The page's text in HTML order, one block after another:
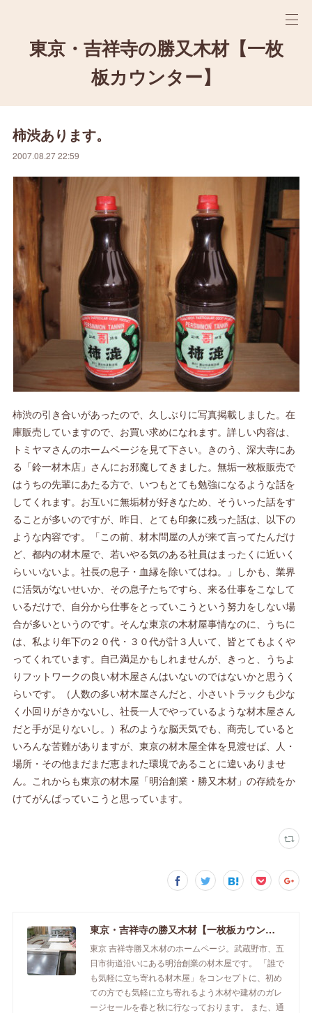
東京・吉祥寺の勝又木材【一枚
板カウンター】
柿渋あります。
2007.08.27 22:59
柿渋の引き合いがあったので、久しぶりに写真掲載しました。在
庫販売していますので、お買い求めになれます。詳しい内容は、
トミヤマさんのホームページを見て下さい。きのう、深大寺にあ
る「鈴一材木店」さんにお邪魔してきました。無垢一枚板販売で
はうちの先輩にあたる方で、いつもとても勉強になるような話を
してくれます。お互いに無垢材が好きなため、そういった話をす
ることが多いのですが、昨日、とても印象に残った話は、以下の
ような内容です。「この前、材木問屋の人が来て言ってたんだけ
ど、都内の材木屋で、若いやる気のある社員はまったくに近いく
らいいないよ。社長の息子・血縁を除いてはね。」しかも、業界
に活気がないせいか、その息子たちですら、来る仕事をこなして
いるだけで、自分から仕事をとっていこうという努力をしない場
合が多いというのです。そんな東京の木材屋事情なのに、うちに
は、私より年下の２０代・３０代が計３人いて、皆とてもよくや
ってくれています。自己満足かもしれませんが、きっと、うちよ
りフットワークの良い材木屋さんはいないのではないかと思うく
らいです。（人数の多い材木屋さんだと、小さいトラックも少な
く小回りがきかないし、社長一人でやっているような材木屋さん
だと手が足りないし。）私のような脳天気でも、商売していると
いろんな苦難がありますが、東京の材木屋全体を見渡せば、人・
場所・その他まだまだ恵まれた環境であることに違いありませ
ん。これからも東京の材木屋「明治創業・勝又木材」の存続をか
けてがんばっていこうと思っています。
東京・吉祥寺の勝又木材【一枚板カウンター】
東京 吉祥寺勝又木材のホームページ。武蔵野市、五
日市街道沿いにある明治創業の材木屋です。 「誰で
も気軽に立ち寄れる材木屋」をコンセプトに、初め
ての方でも気軽に立ち寄れるよう木材や建材のガレ
ージセールを春と秋に行なっております。 また、通